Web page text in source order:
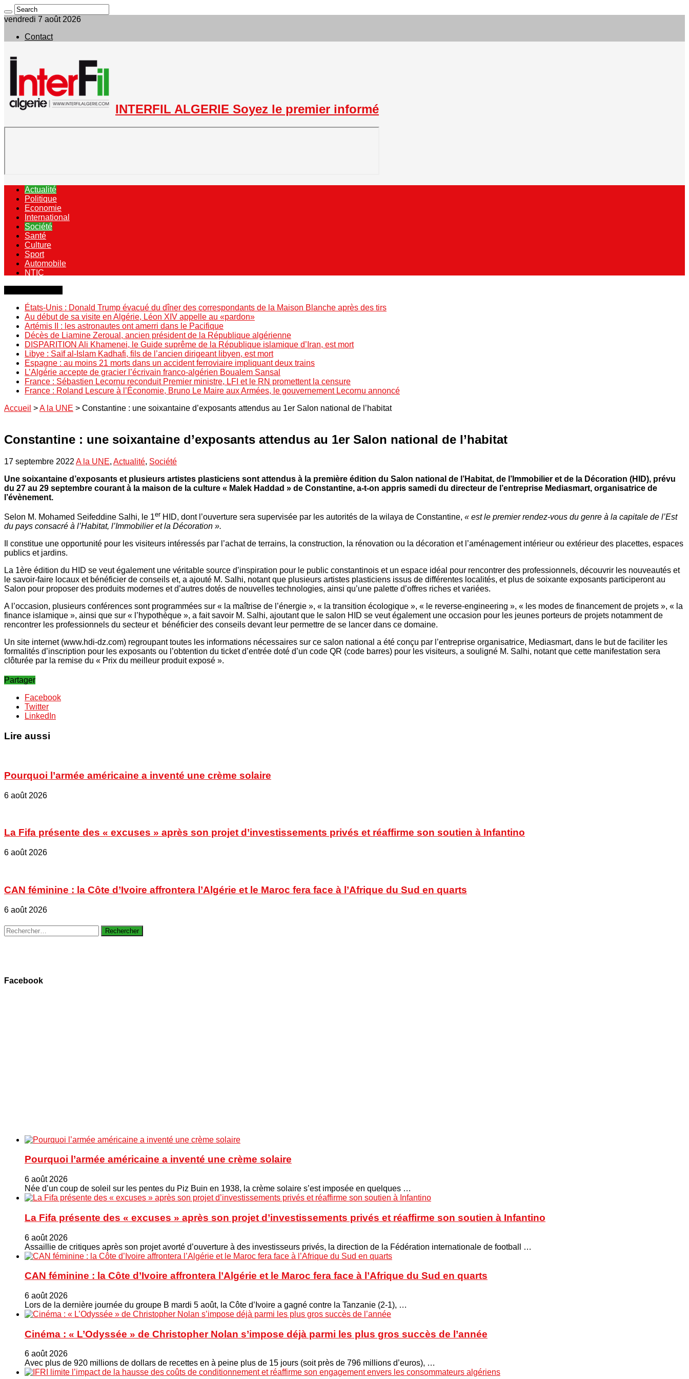
vendredi 7 août 2026
Contact
INTERFIL ALGERIE Soyez le premier informé
Actualité
Politique
Economie
International
Société
Santé
Culture
Sport
Automobile
NTIC
États-Unis : Donald Trump évacué du dîner des correspondants de la Maison Blanche après des tirs
Au début de sa visite en Algérie, Léon XIV appelle au «pardon»
Artémis II : les astronautes ont amerri dans le Pacifique
Décès de Liamine Zeroual, ancien président de la République algérienne
DISPARITION Ali Khamenei, le Guide suprême de la République islamique d’Iran, est mort
Libye : Saïf al-Islam Kadhafi, fils de l’ancien dirigeant libyen, est mort
Espagne : au moins 21 morts dans un accident ferroviaire impliquant deux trains
L’Algérie accepte de gracier l’écrivain franco-algérien Boualem Sansal
France : Sébastien Lecornu reconduit Premier ministre, LFI et le RN promettent la censure
France : Roland Lescure à l’Économie, Bruno Le Maire aux Armées, le gouvernement Lecornu annoncé
Accueil >A la UNE > Constantine : une soixantaine d’exposants attendus au 1er Salon national de l’habitat
Constantine : une soixantaine d’exposants attendus au 1er Salon national de l’habitat
17 septembre 2022 A la UNE, Actualité, Société
Une soixantaine d’exposants et plusieurs artistes plasticiens sont attendus à la première édition du Salon national de l’Habitat, de l’Immobilier et de la Décoration (HID), prévu
du 27 au 29 septembre courant à la maison de la culture « Malek Haddad » de Constantine, a-t-on appris samedi du directeur de l’entreprise Mediasmart, organisatrice de
l’évènement.
Selon M. Mohamed Seifeddine Salhi, le 1er HID, dont l’ouverture sera supervisée par les autorités de la wilaya de Constantine, « est le premier rendez-vous du genre à la capitale de l’Est
du pays consacré à l’Habitat, l’Immobilier et la Décoration ».
Il constitue une opportunité pour les visiteurs intéressés par l’achat de terrains, la construction, la rénovation ou la décoration et l’aménagement intérieur ou extérieur des placettes, espaces
publics et jardins.
La 1ère édition du HID se veut également une véritable source d’inspiration pour le public constantinois et un espace idéal pour rencontrer des professionnels, découvrir les nouveautés et
le savoir-faire locaux et bénéficier de conseils et, a ajouté M. Salhi, notant que plusieurs artistes plasticiens issus de différentes localités, et plus de soixante exposants participeront au
Salon pour proposer des produits modernes et d’autres dotés de nouvelles technologies, ainsi qu’une palette d’offres riches et variées.
A l’occasion, plusieurs conférences sont programmées sur « la maîtrise de l’énergie », « la transition écologique », « le reverse-engineering », « les modes de financement de projets », « la
finance islamique », ainsi que sur « l’hypothèque », a fait savoir M. Salhi, ajoutant que le salon HID se veut également une occasion pour les jeunes porteurs de projets notamment de
rencontrer les professionnels du secteur et bénéficier des conseils devant leur permettre de se lancer dans ce domaine.
Un site internet (www.hdi-dz.com) regroupant toutes les informations nécessaires sur ce salon national a été conçu par l’entreprise organisatrice, Mediasmart, dans le but de faciliter les
formalités d’inscription pour les exposants ou l’obtention du ticket d’entrée doté d’un code QR (code barres) pour les visiteurs, a souligné M. Salhi, notant que cette manifestation sera
clôturée par la remise du « Prix du meilleur produit exposé ».
Partager
Facebook
Twitter
LinkedIn
Lire aussi
Pourquoi l’armée américaine a inventé une crème solaire
6 août 2026
La Fifa présente des « excuses » après son projet d’investissements privés et réaffirme son soutien à Infantino
6 août 2026
CAN féminine : la Côte d’Ivoire affrontera l’Algérie et le Maroc fera face à l’Afrique du Sud en quarts
6 août 2026
Rechercher :
Facebook
Pourquoi l’armée américaine a inventé une crème solaire
6 août 2026
Née d’un coup de soleil sur les pentes du Piz Buin en 1938, la crème solaire s’est imposée en quelques …
La Fifa présente des « excuses » après son projet d’investissements privés et réaffirme son soutien à Infantino
6 août 2026
Assaillie de critiques après son projet avorté d’ouverture à des investisseurs privés, la direction de la Fédération internationale de football …
CAN féminine : la Côte d’Ivoire affrontera l’Algérie et le Maroc fera face à l’Afrique du Sud en quarts
6 août 2026
Lors de la dernière journée du groupe B mardi 5 août, la Côte d’Ivoire a gagné contre la Tanzanie (2-1), …
Cinéma : « L’Odyssée » de Christopher Nolan s’impose déjà parmi les plus gros succès de l’année
6 août 2026
Avec plus de 920 millions de dollars de recettes en à peine plus de 15 jours (soit près de 796 millions d’euros), …